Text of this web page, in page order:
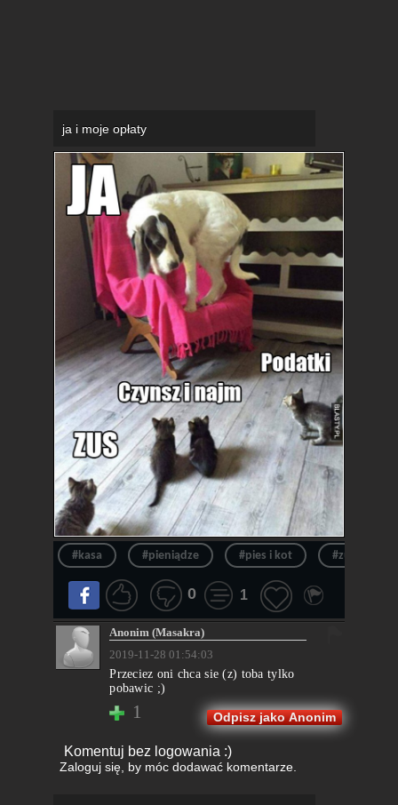
ja i moje opłaty
#kasa #pieniądze #pies i kot #zus
0 1
Anonim (Masakra)
2019-11-28 01:54:03
Przeciez oni chca sie (z) toba tylko
pobawic ;)
1 Odpisz jako Anonim
Komentuj bez logowania :)
Zaloguj się, by móc dodawać komentarze.